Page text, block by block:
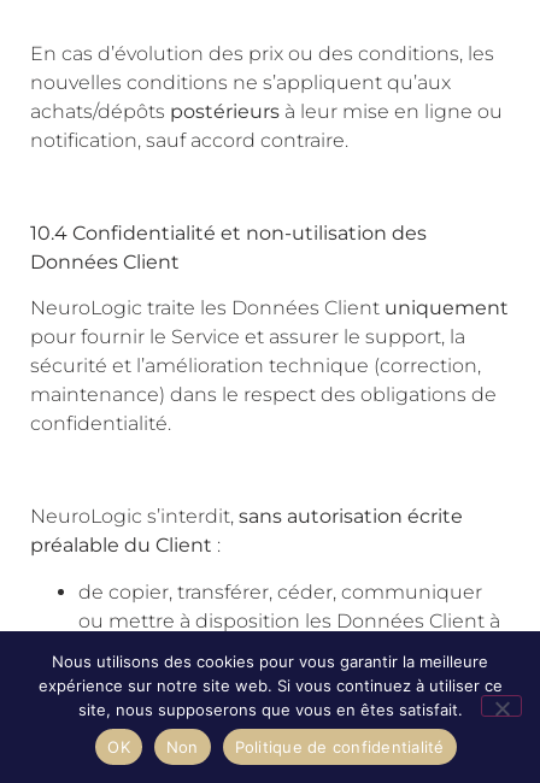
En cas d’évolution des prix ou des conditions, les
nouvelles conditions ne s’appliquent qu’aux
achats/dépôts postérieurs à leur mise en ligne ou
notification, sauf accord contraire.
10.4 Confidentialité et non-utilisation des
Données Client
NeuroLogic traite les Données Client uniquement
pour fournir le Service et assurer le support, la
sécurité et l’amélioration technique (correction,
maintenance) dans le respect des obligations de
confidentialité.
NeuroLogic s’interdit, sans autorisation écrite
préalable du Client :
de copier, transférer, céder, communiquer
ou mettre à disposition les Données Client à
nécessaires à l’exécution du Service, soumis
à confidentialité) ;
d’utiliser les Données Client à d’autres
finalités que l’exécution du Service (ex.
Nous utilisons des cookies pour vous garantir la meilleure
expérience sur notre site web. Si vous continuez à utiliser ce
site, nous supposerons que vous en êtes satisfait.
OK
Non Politique de confidentialité